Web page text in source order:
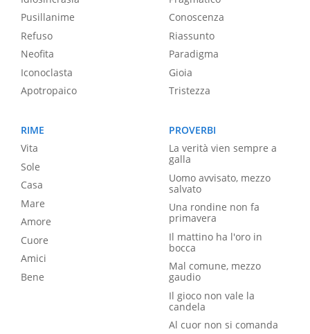
Pusillanime
Refuso
Neofita
Iconoclasta
Apotropaico
Conoscenza
Riassunto
Paradigma
Gioia
Tristezza
RIME
Vita
Sole
Casa
Mare
Amore
Cuore
Amici
Bene
PROVERBI
La verità vien sempre a
galla
Uomo avvisato, mezzo
salvato
Una rondine non fa
primavera
Il mattino ha l'oro in
bocca
Mal comune, mezzo
gaudio
Il gioco non vale la
candela
Al cuor non si comanda